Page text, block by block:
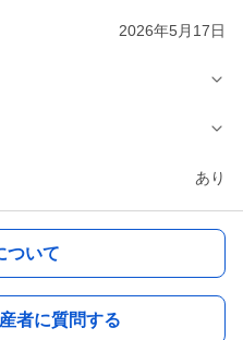
2026年5月17日
あり
ついて
者に質問する